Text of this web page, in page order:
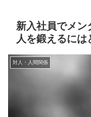
新入社員でメン
人を鍛えるには
対人・人間関係